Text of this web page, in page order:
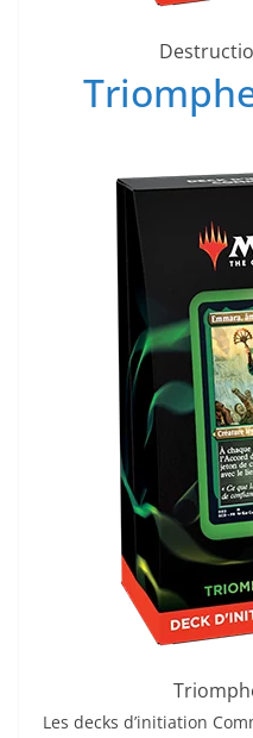
Les decks d’initiation